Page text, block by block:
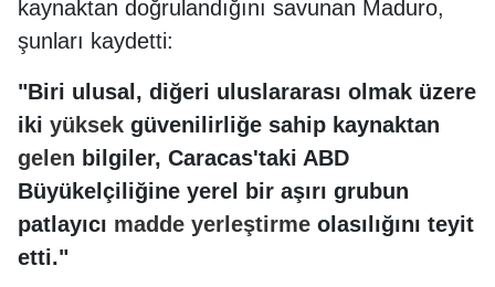
kaynaktan doğrulandığını savunan Maduro,
şunları kaydetti:
"Biri ulusal, diğeri uluslararası olmak üzere
iki yüksek güvenilirliğe sahip kaynaktan
gelen bilgiler, Caracas'taki ABD
Büyükelçiliğine yerel bir aşırı grubun
patlayıcı madde yerleştirme olasılığını teyit
etti."